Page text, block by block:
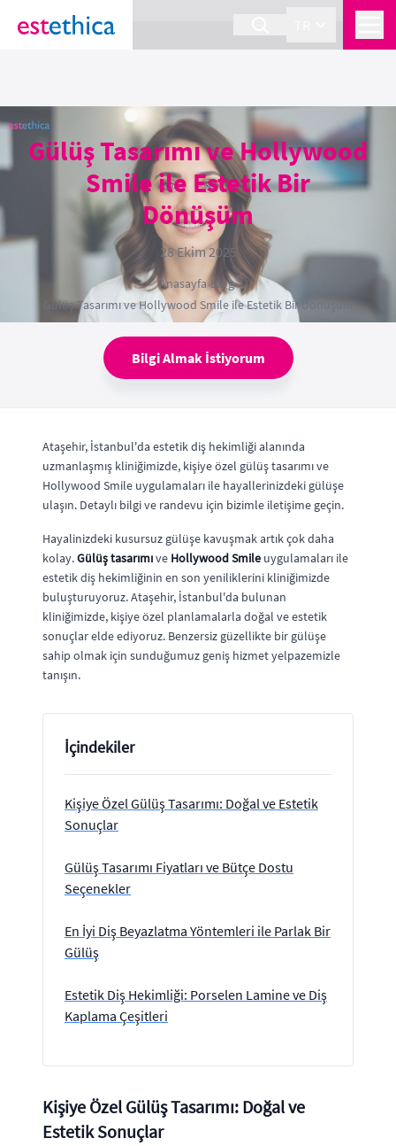
section Service {
Gülüş Tasarımı ve Hollywood
Smile ile Estetik Bir
Dönüşüm
28 Ekim 2025
Anasayfa›Blog›
Gülüş Tasarımı ve Hollywood Smile ile Estetik Bir Dönüşüm
Bilgi Almak İstiyorum
Ataşehir, İstanbul'da estetik diş hekimliği alanında
uzmanlaşmış kliniğimizde, kişiye özel gülüş tasarımı ve
Hollywood Smile uygulamaları ile hayallerinizdeki gülüşe
ulaşın. Detaylı bilgi ve randevu için bizimle iletişime geçin.
Hayalinizdeki kusursuz gülüşe kavuşmak artık çok daha
kolay.Gülüş tasarımıve Hollywood Smile uygulamaları ile
estetik diş hekimliğinin en son yeniliklerini kliniğimizde
buluşturuyoruz. Ataşehir, İstanbul'da bulunan
kliniğimizde, kişiye özel planlamalarla doğal ve estetik
sonuçlar elde ediyoruz. Benzersiz güzellikte bir gülüşe
sahip olmak için sunduğumuz geniş hizmet yelpazemizle
tanışın.
İçindekiler
Kişiye Özel Gülüş Tasarımı: Doğal ve Estetik
Sonuçlar
Gülüş Tasarımı Fiyatları ve Bütçe Dostu
Seçenekler
En İyi Diş Beyazlatma Yöntemleri ile Parlak Bir
Gülüş
Estetik Diş Hekimliği: Porselen Lamine ve Diş
Kaplama Çeşitleri
Kişiye Özel Gülüş Tasarımı: Doğal ve
Estetik Sonuçlar